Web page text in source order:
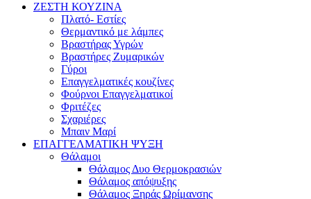
ΖΕΣΤΗ ΚΟΥΖΙΝΑ
Πλατό- Εστίες
Θερμαντικό με λάμπες
Βραστήρας Υγρών
Βραστήρες Ζυμαρικών
Γύροι
Επαγγελματικές κουζίνες
Φούρνοι Επαγγελματικοί
Φριτέζες
Σχαριέρες
Μπαιν Μαρί
ΕΠΑΓΓΕΛΜΑΤΙΚΗ ΨΥΞΗ
Θάλαμοι
Θάλαμος Δυο Θερμοκρασιών
Θάλαμος απόψυξης
Θάλαμος Ξηράς Ωρίμανσης